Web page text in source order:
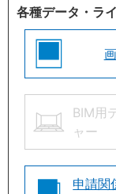
各種データ・ラ
BIM用
ャー
申請関